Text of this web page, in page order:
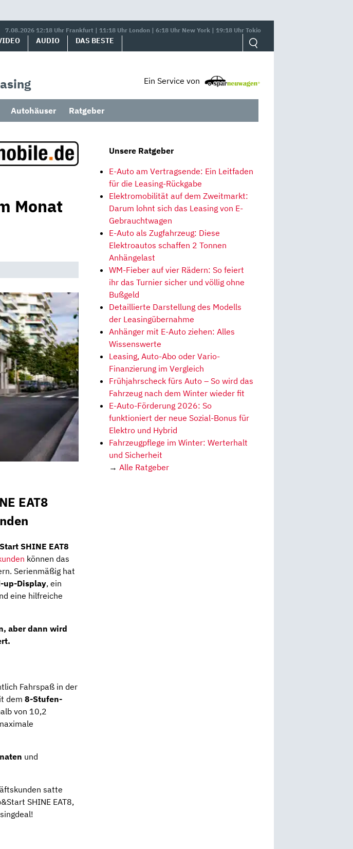
7.08.2026 12:18 Uhr Frankfurt | 11:18 Uhr London | 6:18 Uhr New York | 19:18 Uhr Tokio
AUDIO DAS BESTE
Ein Service von
Autohäuser Ratgeber
Monat
EAT8
SHINE EAT8
können das
Serienmäßig hat
up-Display, ein
eine hilfreiche
aber dann wird
Fahrspaß in der
dem 8-Stufen-
von 10,2
und
satte
SHINE EAT8,
Unsere Ratgeber
E-Auto am Vertragsende: Ein Leitfaden
für die Leasing-Rückgabe
Elektromobilität auf dem Zweitmarkt:
Darum lohnt sich das Leasing von E-
Gebrauchtwagen
E-Auto als Zugfahrzeug: Diese
Elektroautos schaffen 2 Tonnen
Anhängelast
WM-Fieber auf vier Rädern: So feiert
ihr das Turnier sicher und völlig ohne
Bußgeld
Detaillierte Darstellung des Modells
der Leasingübernahme
Anhänger mit E-Auto ziehen: Alles
Wissenswerte
Leasing, Auto-Abo oder Vario-
Finanzierung im Vergleich
Frühjahrscheck fürs Auto – So wird das
Fahrzeug nach dem Winter wieder fit
E-Auto-Förderung 2026: So
funktioniert der neue Sozial-Bonus für
Elektro und Hybrid
Fahrzeugpflege im Winter: Werterhalt
und Sicherheit
→ Alle Ratgeber